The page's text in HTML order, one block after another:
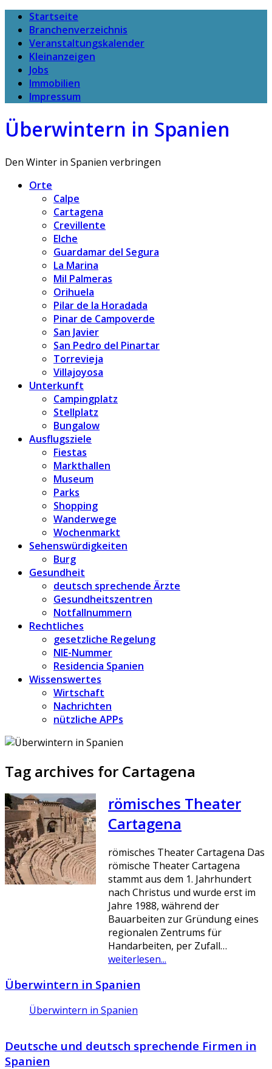
Startseite
Branchenverzeichnis
Veranstaltungskalender
Kleinanzeigen
Jobs
Immobilien
Impressum
Überwintern in Spanien
Den Winter in Spanien verbringen
Orte
Calpe
Cartagena
Crevillente
Elche
Guardamar del Segura
La Marina
Mil Palmeras
Orihuela
Pilar de la Horadada
Pinar de Campoverde
San Javier
San Pedro del Pinartar
Torrevieja
Villajoyosa
Unterkunft
Campingplatz
Stellplatz
Bungalow
Ausflugsziele
Fiestas
Markthallen
Museum
Parks
Shopping
Wanderwege
Wochenmarkt
Sehenswürdigkeiten
Burg
Gesundheit
deutsch sprechende Ärzte
Gesundheitszentren
Notfallnummern
Rechtliches
gesetzliche Regelung
NIE-Nummer
Residencia Spanien
Wissenswertes
Wirtschaft
Nachrichten
nützliche APPs
Tag archives for Cartagena
römisches Theater
Cartagena
römisches Theater Cartagena Das
römische Theater Cartagena
stammt aus dem 1. Jahrhundert
nach Christus und wurde erst im
Jahre 1988, während der
Bauarbeiten zur Gründung eines
regionalen Zentrums für
Handarbeiten, per Zufall…
weiterlesen...
Überwintern in Spanien
Überwintern in Spanien
Deutsche und deutsch sprechende Firmen in
Spanien